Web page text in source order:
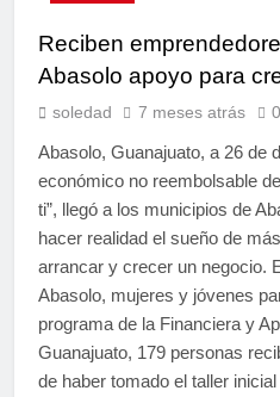
Reciben
Abasolo apoyo para
soledad 7 meses atrás 0
Abasolo, Guanajuato, a 26 de
económico no reembolsable
ti”, llegó a los municipios de
hacer realidad el sueño de
arrancar y crecer un negocio.
Abasolo, mujeres y jóvenes
programa de la Financiera y
Guanajuato, 179 personas
de haber tomado el taller